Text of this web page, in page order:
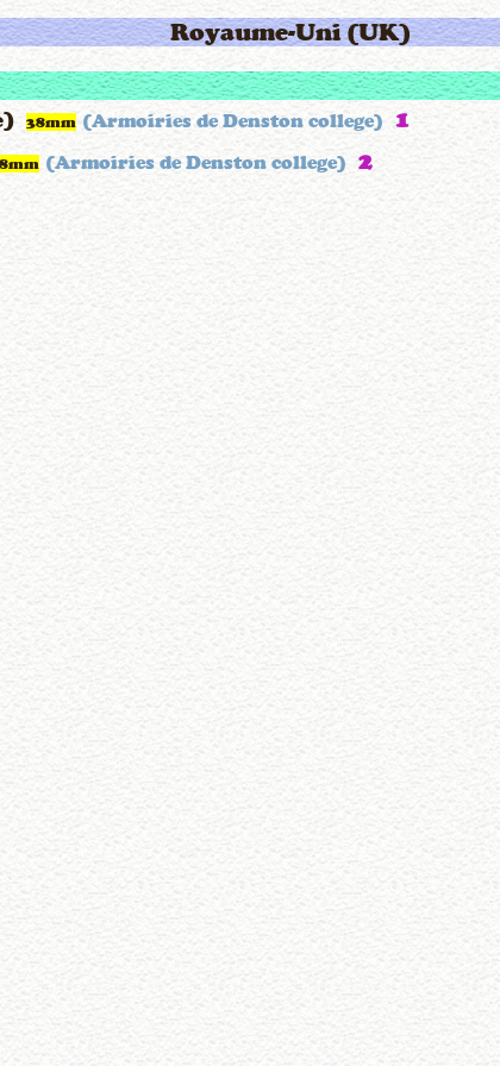
Royaume-Uni (UK)
38mm (Armoiries de Denston college) 1
(Armoiries de Denston college) 2